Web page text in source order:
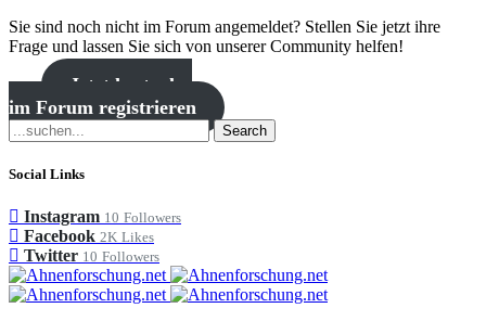
Sie sind noch nicht im Forum angemeldet? Stellen Sie jetzt ihre
Frage und lassen Sie sich von unserer Community helfen!
Jetzt kostenlos
im Forum registrieren
Search
Social Links
Instagram 10 Followers
Facebook 2K Likes
Twitter 10 Followers